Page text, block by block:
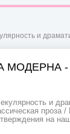
и драматика модерна -
МОДЕРНА -
и
проза /
на